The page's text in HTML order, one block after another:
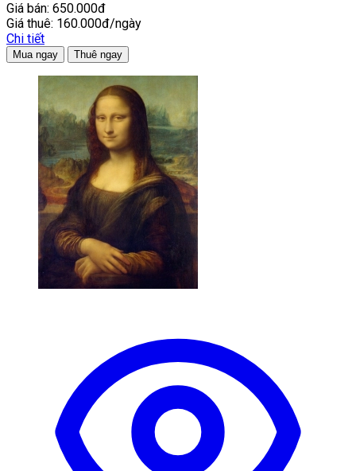
Giá bán: 650.000đ
Giá thuê: 160.000đ/ngày
Chi tiết
Mua ngay Thuê ngay